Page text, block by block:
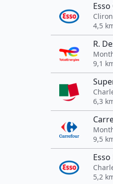
Cliron
4,5
R.
9,1
6,3
9,5
5,2